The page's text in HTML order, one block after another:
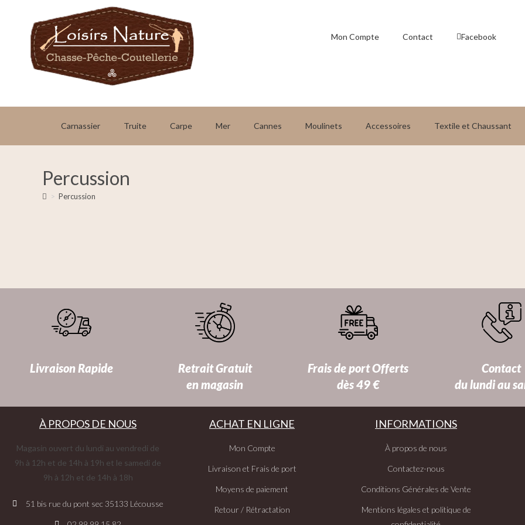
Mon Compte Contact Facebook
Carnassier Truite Carpe Mer Cannes Moulinets Accessoires Textile et Chaussant
Percussion
> Percussion
Livraison Rapide
Retrait Gratuit
en magasin
Frais de port Offerts
dès 49 €
Contact
du lundi au
À PROPOS DE NOUS
Magasin ouvert du lundi au vendredi de
9h à 12h et de 14h à 19h et le samedi de
9h à 12h et de 14h à 18h
51 bis rue du pont sec 35133 Lécousse
ACHAT EN LIGNE
Mon Compte
Livraison et Frais de port
Moyens de paiement
Retour / Rétractation
INFORMATIONS
À propos de nous
Contactez-nous
Conditions Générales de Vente
Mentions légales et politique de